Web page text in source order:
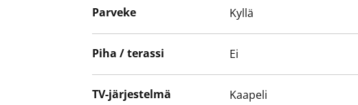
Parveke Kyllä
Piha / terassi Ei
TV-järjestelmä Kaapeli